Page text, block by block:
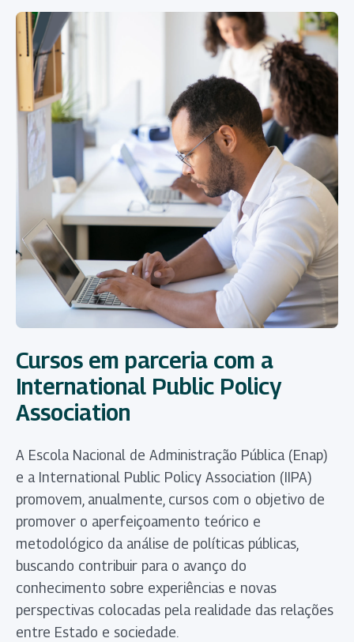
Cursos em parceria com a
International Public Policy
Association
A Escola Nacional de Administração Pública (Enap)
e a International Public Policy Association (IIPA)
promovem, anualmente, cursos com o objetivo de
promover o aperfeiçoamento teórico e
metodológico da análise de políticas públicas,
buscando contribuir para o avanço do
conhecimento sobre experiências e novas
perspectivas colocadas pela realidade das relações
entre Estado e sociedade.